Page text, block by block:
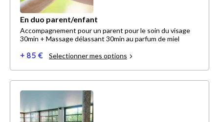
En duo parent/enfant
Accompagnement pour un parent pour le soin du visage
30min + Massage délassant 30min au parfum de miel
+ 85 € Selectionner mes options